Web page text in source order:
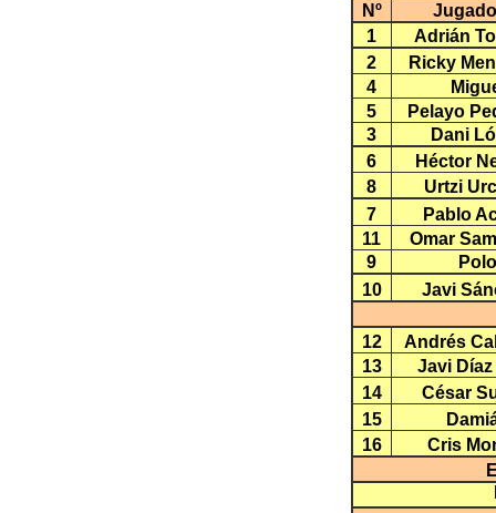
Nº
1
Adrián
2
Ricky
4
5
Pelayo
3
Dani
6
Héctor
8
Urtzi
7
Pablo
11
Omar
9
Polo
10
Javi
12
Andrés
13
Javi Díaz
14
César
15
16
Cris